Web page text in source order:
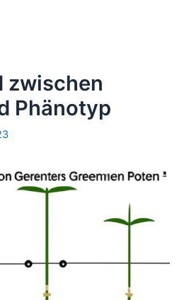
zwischen
Phänotyp